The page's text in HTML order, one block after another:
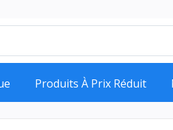
Produits À Prix Réduit